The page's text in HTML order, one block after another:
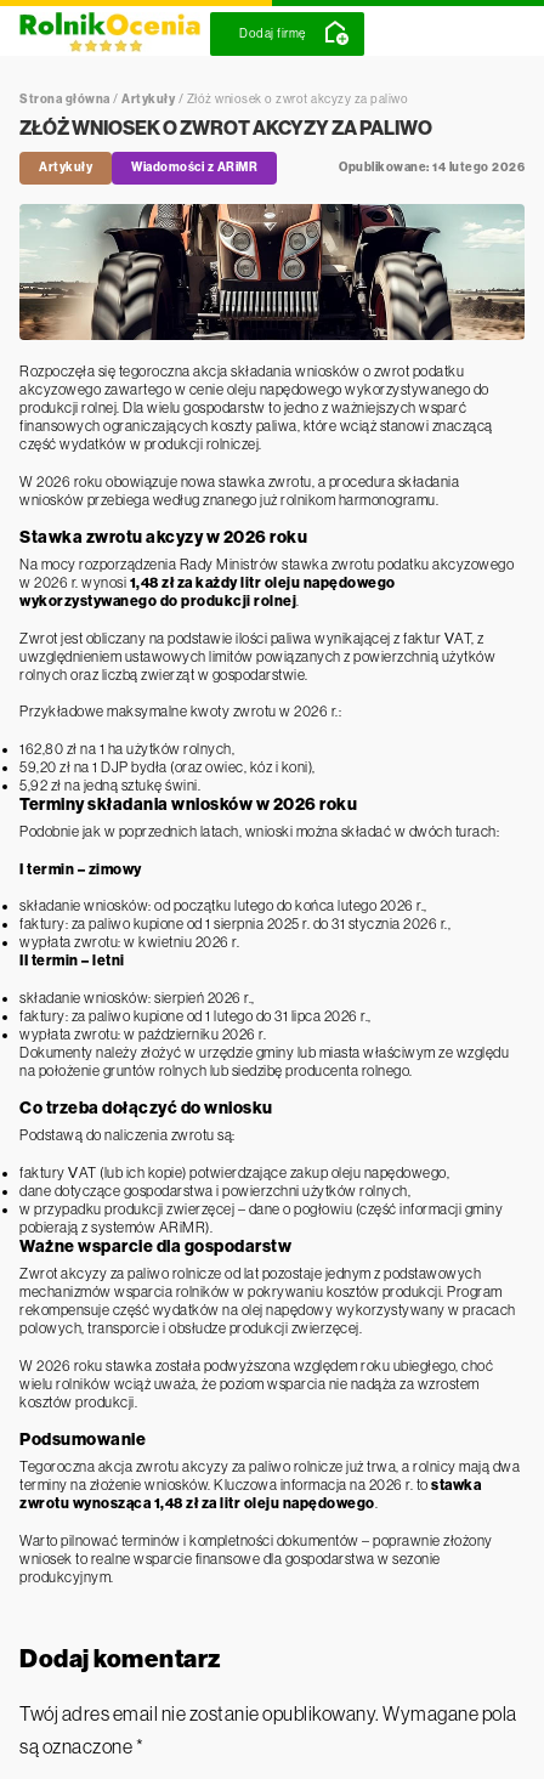
Dodaj firmę
Strona główna / Artykuły / Złóż wniosek o zwrot akcyzy za paliwo
ZŁÓŻ WNIOSEK O ZWROT AKCYZY ZA PALIWO
Artykuły Wiadomości z ARiMR Opublikowane: 14 lutego 2026
Rozpoczęła się tegoroczna akcja składania wniosków o zwrot podatku
akcyzowego zawartego w cenie oleju napędowego wykorzystywanego do
produkcji rolnej. Dla wielu gospodarstw to jedno z ważniejszych wsparć
finansowych ograniczających koszty paliwa, które wciąż stanowi znaczącą
część wydatków w produkcji rolniczej.
W 2026 roku obowiązuje nowa stawka zwrotu, a procedura składania
wniosków przebiega według znanego już rolnikom harmonogramu.
Stawka zwrotu akcyzy w 2026 roku
Na mocy rozporządzenia Rady Ministrów stawka zwrotu podatku akcyzowego
w 2026 r. wynosi 1,48 zł za każdy litr oleju napędowego
wykorzystywanego do produkcji rolnej.
Zwrot jest obliczany na podstawie ilości paliwa wynikającej z faktur VAT, z
uwzględnieniem ustawowych limitów powiązanych z powierzchnią użytków
rolnych oraz liczbą zwierząt w gospodarstwie.
Przykładowe maksymalne kwoty zwrotu w 2026 r.:
162,80 zł na 1 ha użytków rolnych,
59,20 zł na 1 DJP bydła (oraz owiec, kóz i koni),
5,92 zł na jedną sztukę świni.
Terminy składania wniosków w 2026 roku
Podobnie jak w poprzednich latach, wnioski można składać w dwóch turach:
I termin – zimowy
składanie wniosków: od początku lutego do końca lutego 2026 r.,
faktury: za paliwo kupione od 1 sierpnia 2025 r. do 31 stycznia 2026 r.,
wypłata zwrotu: w kwietniu 2026 r.
II termin – letni
składanie wniosków: sierpień 2026 r.,
faktury: za paliwo kupione od 1 lutego do 31 lipca 2026 r.,
wypłata zwrotu: w październiku 2026 r.
Dokumenty należy złożyć w urzędzie gminy lub miasta właściwym ze względu
na położenie gruntów rolnych lub siedzibę producenta rolnego.
Co trzeba dołączyć do wniosku
Podstawą do naliczenia zwrotu są:
faktury VAT (lub ich kopie) potwierdzające zakup oleju napędowego,
dane dotyczące gospodarstwa i powierzchni użytków rolnych,
w przypadku produkcji zwierzęcej – dane o pogłowiu (część informacji gminy
pobierają z systemów ARiMR).
Ważne wsparcie dla gospodarstw
Zwrot akcyzy za paliwo rolnicze od lat pozostaje jednym z podstawowych
mechanizmów wsparcia rolników w pokrywaniu kosztów produkcji. Program
rekompensuje część wydatków na olej napędowy wykorzystywany w pracach
polowych, transporcie i obsłudze produkcji zwierzęcej.
W 2026 roku stawka została podwyższona względem roku ubiegłego, choć
wielu rolników wciąż uważa, że poziom wsparcia nie nadąża za wzrostem
kosztów produkcji.
Podsumowanie
Tegoroczna akcja zwrotu akcyzy za paliwo rolnicze już trwa, a rolnicy mają dwa
terminy na złożenie wniosków. Kluczowa informacja na 2026 r. to stawka
zwrotu wynosząca 1,48 zł za litr oleju napędowego.
Warto pilnować terminów i kompletności dokumentów – poprawnie złożony
wniosek to realne wsparcie finansowe dla gospodarstwa w sezonie
produkcyjnym.
Dodaj komentarz
Twój adres email nie zostanie opublikowany. Wymagane pola
są oznaczone*